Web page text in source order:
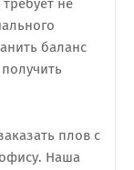
не
баланс
плов с
Наша